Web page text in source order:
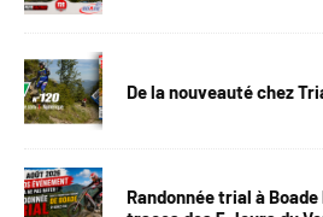
De la nouveauté chez
Randonnée trial à